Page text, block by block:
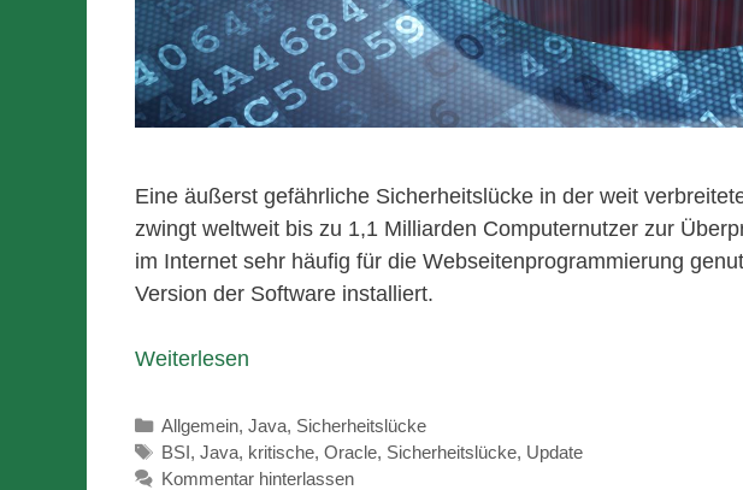
Eine äußerst gefährliche Sicherheitslücke in der weit
zwingt weltweit bis zu 1,1 Milliarden Computernutzer zur
im Internet sehr häufig für die Webseitenprogrammierung
Version der Software installiert.
Weiterlesen
Kategorien
Allgemein,Java, Sicherheitslücke
Schlagwörter
BSI,Java, kritische,Oracle, Sicherheitslücke, Update
Kommentar hinterlassen